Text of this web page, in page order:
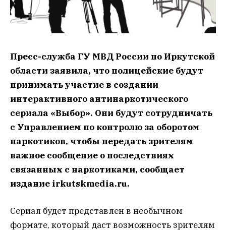
Пресс-служба ГУ МВД России по Иркутской
области заявила, что полицейские будут
принимать участие в создании
интерактивного антинаркотического
сериала «Выбор». Они будут сотрудничать
с Управлением по контролю за оборотом
наркотиков, чтобы передать зрителям
важное сообщение о последствиях
связанных с наркотиками, сообщает
издание irkutskmedia.ru.
Сериал будет представлен в необычном
формате, который даст возможность зрителям